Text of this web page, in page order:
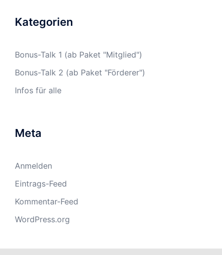
Kategorien
Bonus-Talk 1 (ab Paket "Mitglied")
Bonus-Talk 2 (ab Paket "Förderer")
Infos für alle
Meta
Anmelden
Eintrags-Feed
Kommentar-Feed
WordPress.org